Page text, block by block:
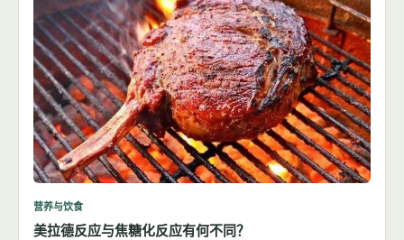
营养与饮食
美拉德反应与焦糖化反应有何不同？